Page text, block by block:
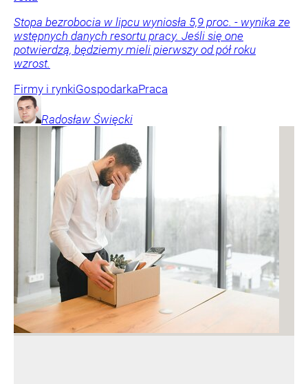
Stopa bezrobocia w lipcu wyniosła 5,9 proc. - wynika ze
wstępnych danych resortu pracy. Jeśli się one
potwierdzą, będziemy mieli pierwszy od pół roku
wzrost.
Firmy i rynkiGospodarkaPraca
Radosław Święcki